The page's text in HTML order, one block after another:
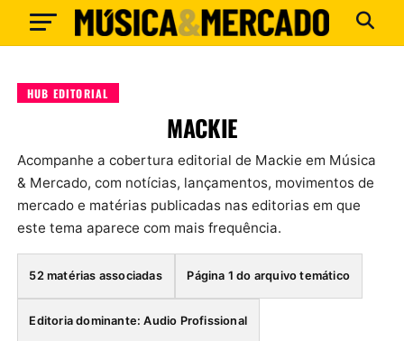
HUB EDITORIAL
MACKIE
Acompanhe a cobertura editorial de Mackie em Música
& Mercado, com notícias, lançamentos, movimentos de
mercado e matérias publicadas nas editorias em que
este tema aparece com mais frequência.
52 matérias associadas Página 1 do arquivo temático
Editoria dominante: Audio Profissional